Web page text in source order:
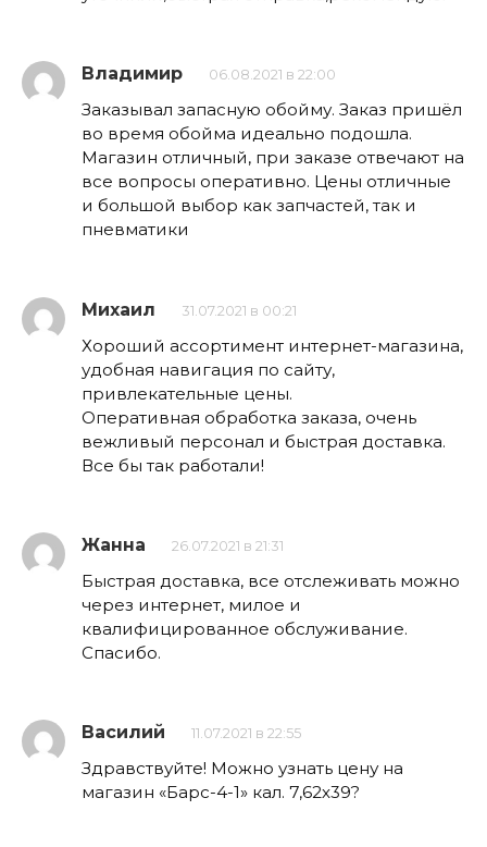
Владимир 06.08.2021 в 22:00
Заказывал запасную обойму. Заказ пришёл
во время обойма идеально подошла.
Магазин отличный, при заказе отвечают на
все вопросы оперативно. Цены отличные
и большой выбор как запчастей, так и
пневматики
Михаил 31.07.2021 в 00:21
Хороший ассортимент интернет-магазина,
удобная навигация по сайту,
привлекательные цены.
Оперативная обработка заказа, очень
вежливый персонал и быстрая доставка.
Все бы так работали!
Жанна 26.07.2021 в 21:31
Быстрая доставка, все отслеживать можно
через интернет, милое и
квалифицированное обслуживание.
Спасибо.
Василий 11.07.2021 в 22:55
Здравствуйте! Можно узнать цену на
магазин «Барс-4-1» кал. 7,62х39?